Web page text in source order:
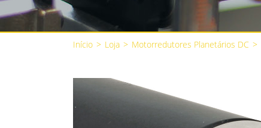
Início > Loja > Motorredutores Planetários DC >